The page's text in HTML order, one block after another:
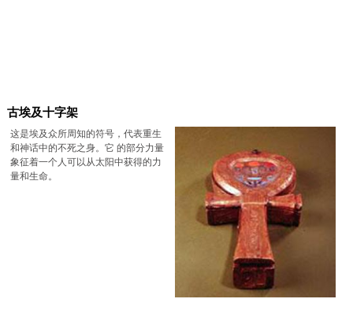
古埃及十字架
这是埃及众所周知的符号，代表重生
和神话中的不死之身。它 的部分力量
象征着一个人可以从太阳中获得的力
量和生命。